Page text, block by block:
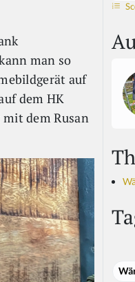
man so
auf
dem HK
dem Rusan